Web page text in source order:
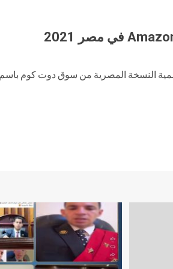
النسخة المصرية من سوق دوت كوم باسم